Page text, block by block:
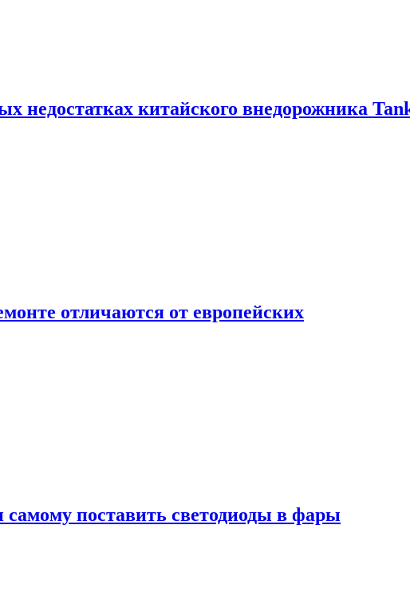
недостатках китайского внедорожника
отличаются от европейских
поставить светодиоды в фары